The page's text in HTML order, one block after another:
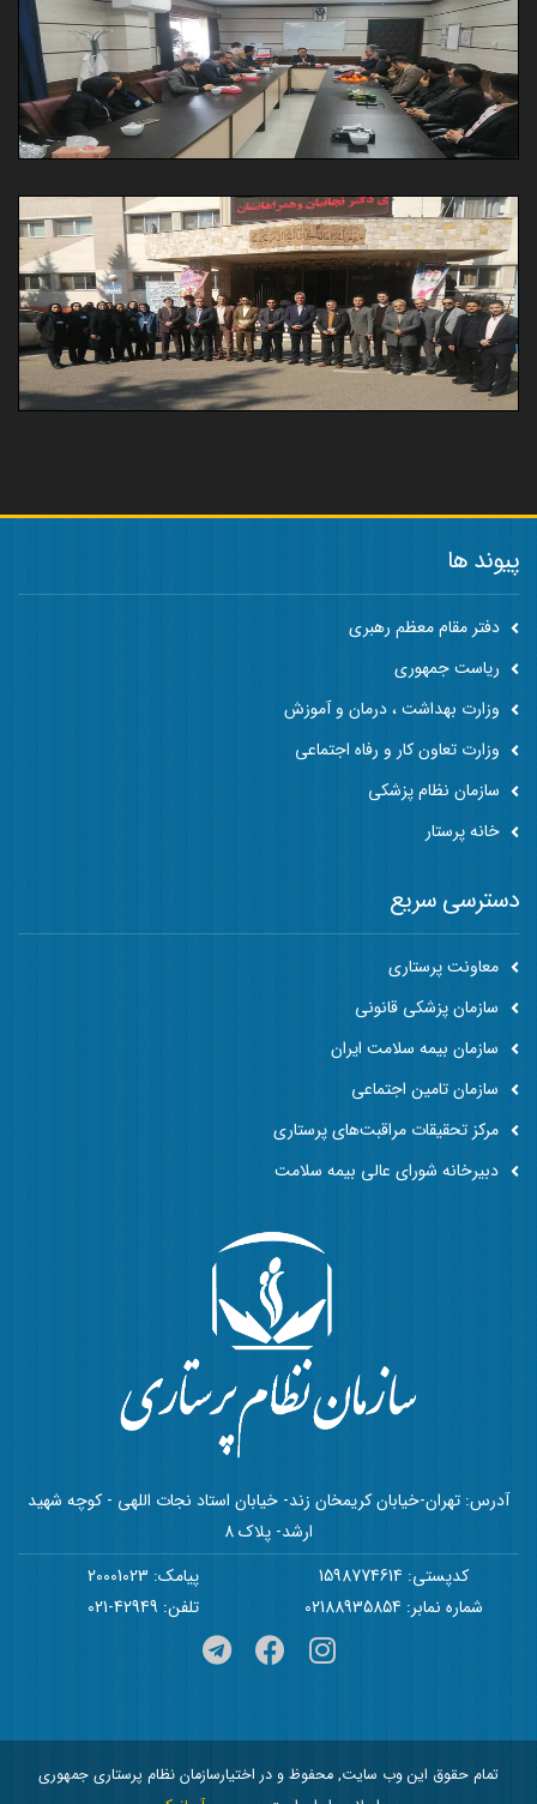
پیوند ها
دفتر مقام معظم رهبری
ریاست جمهوری
وزارت بهداشت ، درمان و آموزش
وزارت تعاون کار و رفاه اجتماعی
سازمان نظام پزشکی
خانه پرستار
آدرس: تهران-خیابان کریمخان زند- خیابان استاد نجات اللهی - کوچه شهید
ارشد- پلاک 8
کدپستی: 1598774614
پیامک: 20001023
شماره نمابر: 02188935854
تلفن: 42949-021
دسترسی سریع
معاونت پرستاری
سازمان پزشکی قانونی
سازمان بیمه سلامت ایران
سازمان تامین اجتماعی
مرکز تحقیقات مراقبت‌های پرستاری
دبیرخانه شورای عالی بیمه سلامت
تمام حقوق این وب سایت, محفوظ و در اختیارسازمان نظام پرستاری جمهوری